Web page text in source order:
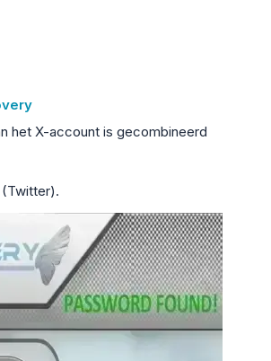
het X-account is gecombineerd